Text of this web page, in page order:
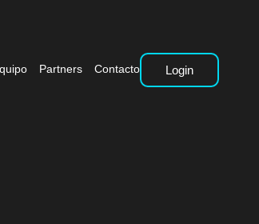
Login
Partners Contacto